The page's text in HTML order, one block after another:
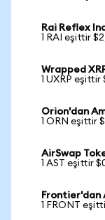
Rai Reflex
1 RAI eşittir
Wrapped
1 UXRP eşittir
Orion'dan
1 ORN eşittir
AirSwap
1 AST eşittir
Frontier'dan
1 FRONT